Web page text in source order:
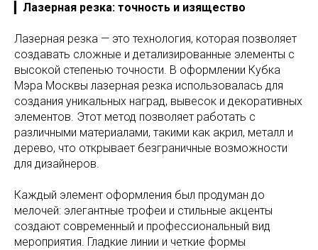
Лазерная резка: точность и изящество
Лазерная резка — это технология, которая позволяет
создавать сложные и детализированные элементы с
высокой степенью точности. В оформлении Кубка
Мэра Москвы лазерная резка использовалась для
создания уникальных наград, вывесок и декоративных
элементов. Этот метод позволяет работать с
различными материалами, такими как акрил, металл и
дерево, что открывает безграничные возможности
для дизайнеров.
Каждый элемент оформления был продуман до
мелочей: элегантные трофеи и стильные акценты
создают современный и профессиональный вид
мероприятия. Гладкие линии и четкие формы